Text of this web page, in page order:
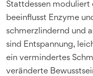
Stattdessen moduliert
beeinflusst Enzyme
schmerzlindernd und
sind Entspannung,
ein vermindertes
veränderte